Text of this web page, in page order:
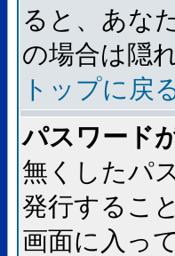
ると、あな
の場合は隠
トップに戻
パスワード
無くしたパ
発行するこ
画面に入っ